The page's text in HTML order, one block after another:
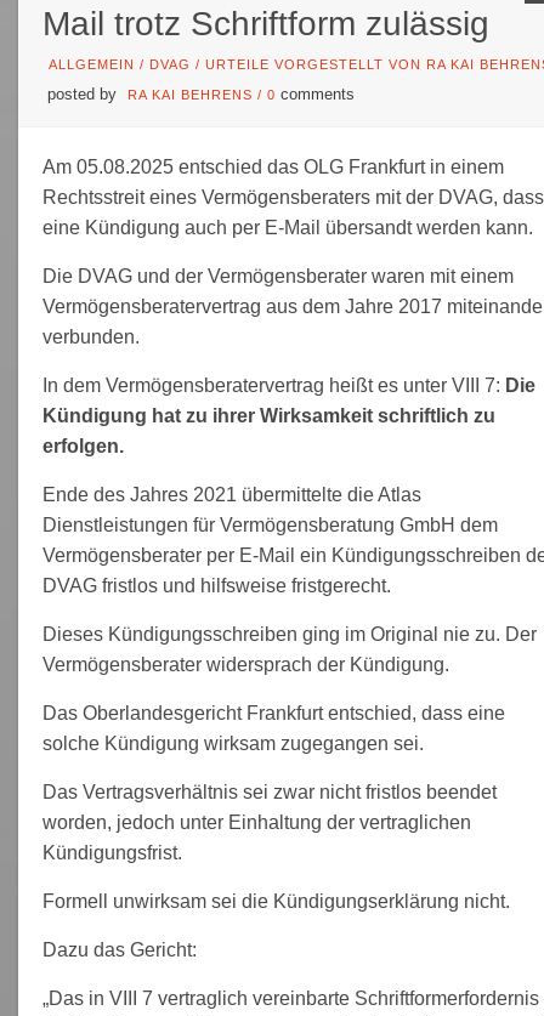
Mail trotz Schriftform zulässig
ALLGEMEIN / DVAG / URTEILE VORGESTELLT VON RA KAI
posted by RA KAI BEHRENS / 0 comments
Am 05.08.2025 entschied das OLG Frankfurt in einem
Rechtsstreit eines Vermögensberaters mit der DVAG, dass
eine Kündigung auch per E-Mail übersandt werden kann.
Die DVAG und der Vermögensberater waren mit einem
Vermögensberatervertrag aus dem Jahre 2017
verbunden.
In dem Vermögensberatervertrag heißt es unter VIII 7: Die
Kündigung hat zu ihrer Wirksamkeit schriftlich zu
erfolgen.
Ende des Jahres 2021 übermittelte die Atlas
Dienstleistungen für Vermögensberatung GmbH dem
Vermögensberater per E-Mail ein Kündigungsschreiben
DVAG fristlos und hilfsweise fristgerecht.
Dieses Kündigungsschreiben ging im Original nie zu. Der
Vermögensberater widersprach der Kündigung.
Das Oberlandesgericht Frankfurt entschied, dass eine
solche Kündigung wirksam zugegangen sei.
Das Vertragsverhältnis sei zwar nicht fristlos beendet
worden, jedoch unter Einhaltung der vertraglichen
Kündigungsfrist.
Formell unwirksam sei die Kündigungserklärung nicht.
Dazu das Gericht:
„Das in VIII 7 vertraglich vereinbarte Schriftformerfordernis